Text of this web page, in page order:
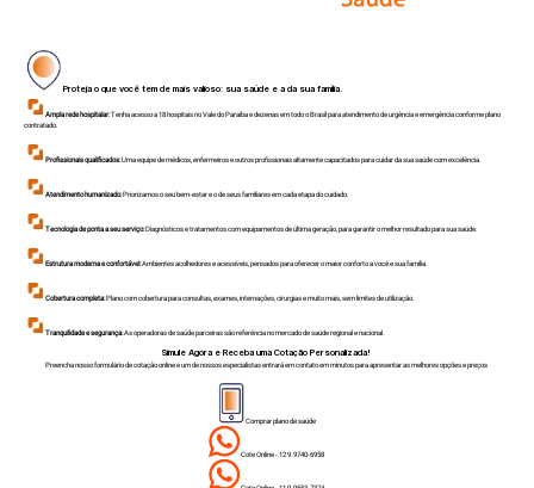
Proteja o que você tem de mais valioso: sua saúde e a da sua família.
Ampla rede hospitalar:Tenha acesso a 18 hospitais no Vale do Paraíba e dezenas em todo o Brasil para atendimento de urgência e emergência conforme plano
contratado.
Profissionais qualificados:Uma equipe de médicos, enfermeiros e outros profissionais altamente capacitados para cuidar da sua saúde com excelência.
Atendimento humanizado:Priorizamos o seu bem-estar e o de seus familiares em cada etapa do cuidado.
Tecnologia de ponta a seu serviço:Diagnósticos e tratamentos com equipamentos de última geração, para garantir o melhor resultado para sua saúde.
Estrutura moderna e confortável:Ambientes acolhedores e acessíveis, pensados para oferecer o maior conforto a você e sua família.
Cobertura completa:Plano com cobertura para consultas, exames, internações, cirurgias e muito mais, sem limites de utilização.
Tranquilidade e segurança:As operadoras de saúde parceiras são referência no mercado de saúde regional e nacional.
Simule Agora e Receba uma Cotação Personalizada!
Preencha nosso formulário de cotação online e um de nossos especialistas entrará em contato em minutos para apresentar as melhores opções e preços
Comprar plano de saúde
Cote Online - 12 9.9740-6958